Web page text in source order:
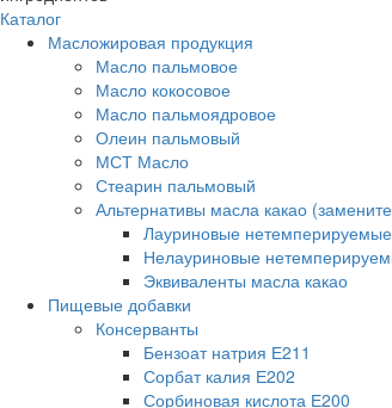
Каталог
Масложировая продукция
Масло пальмовое
Масло кокосовое
Масло пальмоядровое
Олеин пальмовый
МСТ Масло
Стеарин пальмовый
Альтернативы масла какао
Лауриновые
Нелауриновые
Эквиваленты масла какао
Пищевые добавки
Консерванты
Бензоат натрия Е211
Сорбат калия Е202
Сорбиновая кислота Е200